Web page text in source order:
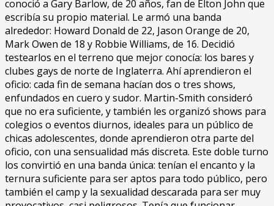
conoció a Gary Barlow, de 20 años, fan de Elton John que
escribía su propio material. Le armó una banda
alrededor: Howard Donald de 22, Jason Orange de 20,
Mark Owen de 18 y Robbie Williams, de 16. Decidió
testearlos en el terreno que mejor conocía: los bares y
clubes gays de norte de Inglaterra. Ahí aprendieron el
oficio: cada fin de semana hacían dos o tres shows,
enfundados en cuero y sudor. Martin-Smith consideró
que no era suficiente, y también les organizó shows para
colegios o eventos diurnos, ideales para un público de
chicas adolescentes, donde aprendieron otra parte del
oficio, con una sensualidad más discreta. Este doble turno
los convirtió en una banda única: tenían el encanto y la
ternura suficiente para ser aptos para todo público, pero
también el camp y la sexualidad descarada para ser muy